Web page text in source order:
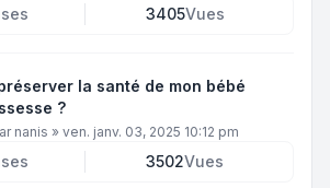
3405Vues
la santé de mon bébé
?
nanis » ven. janv. 03, 2025 10:12 pm
3502Vues